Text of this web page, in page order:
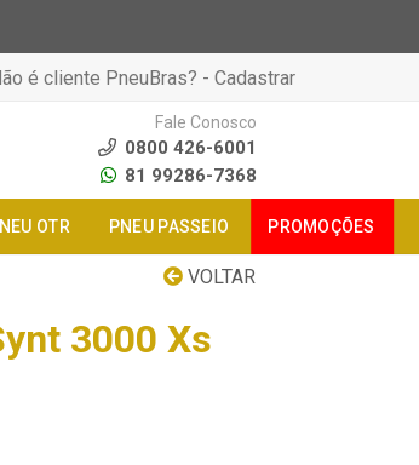
é cliente PneuBras? - Cadastrar
Fale Conosco
0800 426-6001
81 99286-7368
OTR PNEU PASSEIO PROMOÇÕES
VOLTAR
3000 Xs